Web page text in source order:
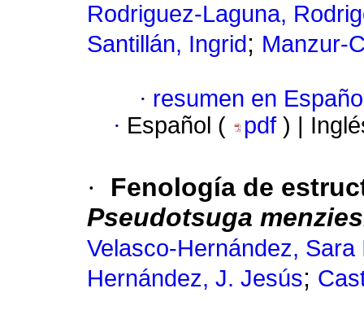
Rodriguez-Laguna,
Santillán, Ingrid ; Manzur-
· resumen en
· Español ( pdf ) |
·
Fenología de
Pseudotsuga
Velasco-Hernández, Sara
Hernández, J. Jesús;